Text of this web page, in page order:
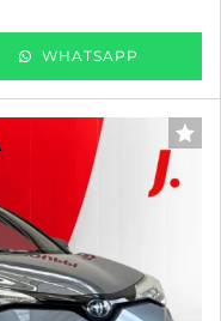
WHATSAPP